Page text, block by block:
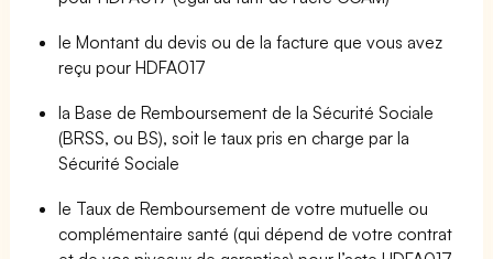
le Montant du devis ou de la facture que vous avez
reçu pour HDFA017
la Base de Remboursement de la Sécurité Sociale
(BRSS, ou BS), soit le taux pris en charge par la
Sécurité Sociale
le Taux de Remboursement de votre mutuelle ou
complémentaire santé (qui dépend de votre contrat